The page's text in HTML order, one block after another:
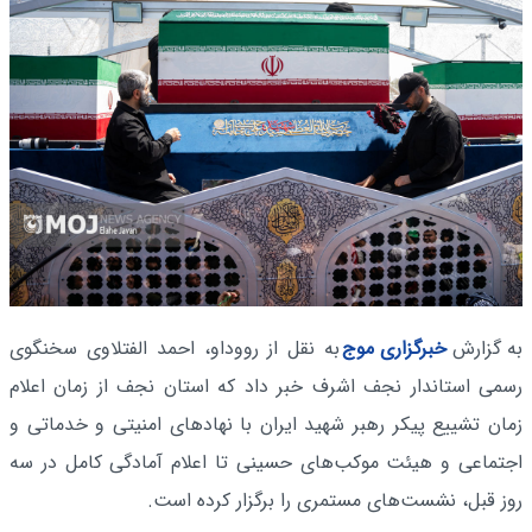
به گزارشخبرگزاری موجبه نقل از رووداو، احمد الفتلاوی سخنگوی
رسمی استاندار نجف اشرف خبر داد که استان نجف از زمان اعلام
زمان تشییع پیکر رهبر شهید ایران با نهادهای امنیتی و خدماتی و
اجتماعی و هیئت موکب‌های حسینی تا اعلام آمادگی کامل در سه
روز قبل، نشست‌های مستمری را برگزار کرده است.